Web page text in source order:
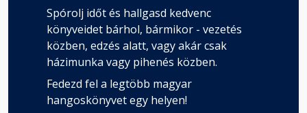
Spórolj időt és hallgasd kedvenc
könyveidet bárhol, bármikor - vezetés
közben, edzés alatt, vagy akár csak
házimunka vagy pihenés közben.
Fedezd fel a legtöbb magyar
hangoskönyvet egy helyen!